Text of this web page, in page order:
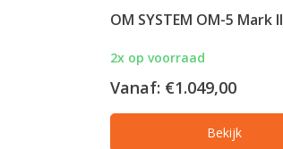
OM SYSTEM OM-5 Mark II
2x op voorraad
Vanaf: €1.049,00
Bekijk